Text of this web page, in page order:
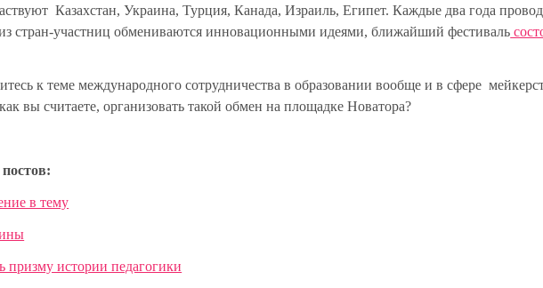
Казахстан, Украина, Турция, Канада, Израиль, Египет. Каждые два года
из стран-участниц обмениваются инновационными идеями, ближайший фестиваль
к теме международного сотрудничества в образовании вообще и в сфере
вы считаете, организовать такой обмен на площадке Новатора?
в тему
призму истории педагогики